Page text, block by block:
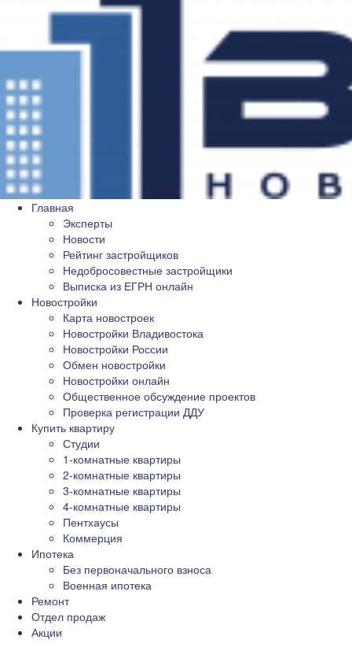
Главная
Эксперты
Новости
Рейтинг застройщиков
Недобросовестные застройщики
Выписка из ЕГРН онлайн
Новостройки
Карта новостроек
Новостройки Владивостока
Новостройки России
Обмен новостройки
Новостройки онлайн
Общественное обсуждение проектов
Проверка регистрации ДДУ
Купить квартиру
Студии
1-комнатные квартиры
2-комнатные квартиры
3-комнатные квартиры
4-комнатные квартиры
Пентхаусы
Коммерция
Ипотека
Без первоначального взноса
Военная ипотека
Ремонт
Отдел продаж
Акции